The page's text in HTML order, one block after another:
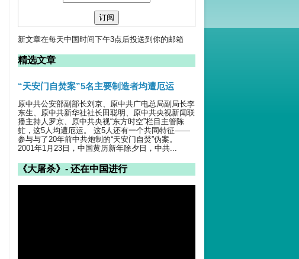
新文章在每天中国时间下午3点后投送到你的邮箱
精选文章
“天安门自焚案”5名主要制造者均遭厄运
原中共公安部副部长刘京、原中共广电总局副局长李
东生、原中共新华社社长田聪明、原中共央视新闻联
播主持人罗京、原中共央视“东方时空”栏目主管陈
虻，这5人均遭厄运。 这5人还有一个共同特征——
参与与了20年前中共炮制的“天安门自焚”伪案。
2001年1月23日，中国黄历新年除夕日，中共...
《大屠杀》- 还在中国进行